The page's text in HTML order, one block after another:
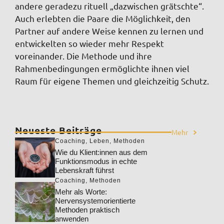
andere geradezu rituell „dazwischen grätschte“.
Auch erlebten die Paare die Möglichkeit, den
Partner auf andere Weise kennen zu lernen und
entwickelten sowieder mehr Respekt
voreinander. Die Methode und ihre
Rahmenbedingungen ermöglichte ihnen viel
Raum für eigene Themen und gleichzeitig Schutz.
Neueste Beiträge Mehr
Coaching Leben Methoden
Wie du Klient:innen aus dem
Funktionsmodus in echte
Lebenskraft führst
Coaching , Methoden
Mehr als Worte:
Nervensystemorientierte
Methoden praktisch
anwenden